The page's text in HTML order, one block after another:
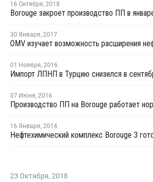
16 Октября, 2018
Borouge закроет производство ПП в
30 Января, 2017
01 Ноября, 2016
Импорт ЛПНП в Турцию снизился в
07 Июня, 2016
16 Января, 2014
23 Октября, 2018